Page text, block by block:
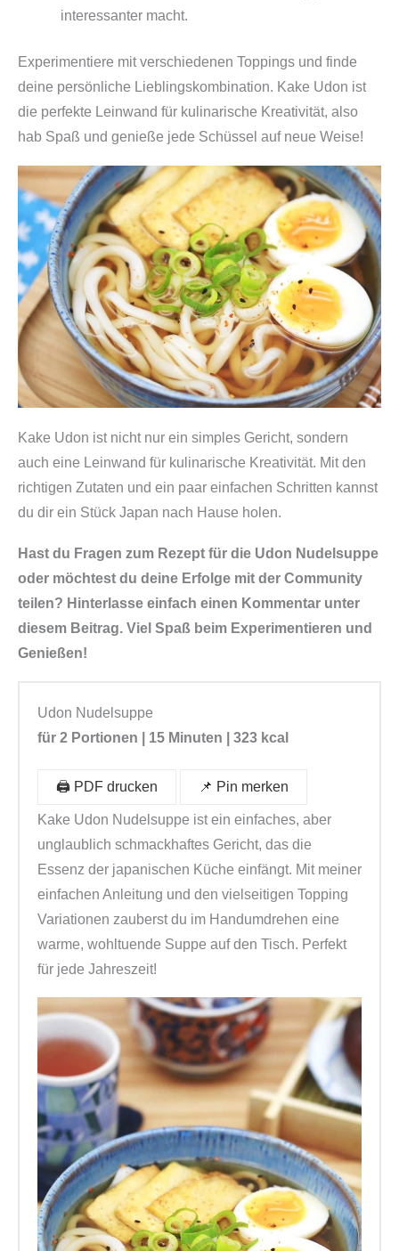
interessanter macht.
Experimentiere mit verschiedenen Toppings und finde
deine persönliche Lieblingskombination. Kake Udon ist
die perfekte Leinwand für kulinarische Kreativität, also
hab Spaß und genieße jede Schüssel auf neue Weise!
Kake Udon ist nicht nur ein simples Gericht, sondern
auch eine Leinwand für kulinarische Kreativität. Mit den
richtigen Zutaten und ein paar einfachen Schritten kannst
du dir ein Stück Japan nach Hause holen.
Hast du Fragen zum Rezept für die Udon Nudelsuppe
oder möchtest du deine Erfolge mit der Community
teilen? Hinterlasse einfach einen Kommentar unter
diesem Beitrag. Viel Spaß beim Experimentieren und
Genießen!
Udon Nudelsuppe
für 2 Portionen | 15 Minuten | 323 kcal
🖨️ PDF drucken 📌 Pin merken
Kake Udon Nudelsuppe ist ein einfaches, aber
unglaublich schmackhaftes Gericht, das die
Essenz der japanischen Küche einfängt. Mit meiner
einfachen Anleitung und den vielseitigen Topping
Variationen zauberst du im Handumdrehen eine
warme, wohltuende Suppe auf den Tisch. Perfekt
für jede Jahreszeit!